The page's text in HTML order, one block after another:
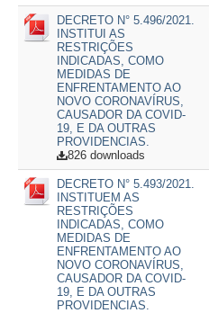
DECRETO N° 5.496/2021.
INSTITUI AS
RESTRIÇÕES
INDICADAS, COMO
MEDIDAS DE
ENFRENTAMENTO AO
NOVO CORONAVÍRUS,
CAUSADOR DA COVID-
19, E DA OUTRAS
PROVIDENCIAS.
826 downloads
DECRETO N° 5.493/2021.
INSTITUEM AS
RESTRIÇÕES
INDICADAS, COMO
MEDIDAS DE
ENFRENTAMENTO AO
NOVO CORONAVÍRUS,
CAUSADOR DA COVID-
19, E DA OUTRAS
PROVIDENCIAS.